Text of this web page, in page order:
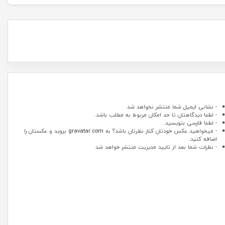
- نشانی ایمیل شما منتشر نخواهد شد.
- لطفا دیدگاهتان تا حد امکان مربوط به مطلب باشد.
- لطفا فارسی بنویسید.
- میخواهید عکس خودتان کنار نظرتان باشد؟ به gravatar.com بروید و عکستان را
اضافه کنید.
- نظرات شما بعد از تایید مدیریت منتشر خواهد شد